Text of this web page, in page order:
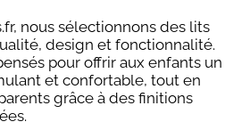
nous sélectionnons des lits
design et fonctionnalité.
pour offrir aux enfants un
et confortable, tout en
grâce à des finitions